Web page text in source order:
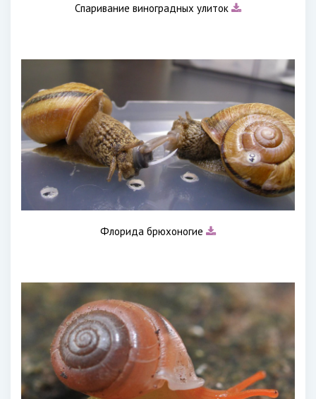
Спаривание виноградных улиток
Флорида брюхоногие